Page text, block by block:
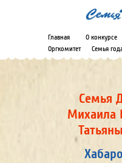
Главная О конкурсе
Семья
Оргкомитет
Татьяны
Хабаровский
район
село Князе-